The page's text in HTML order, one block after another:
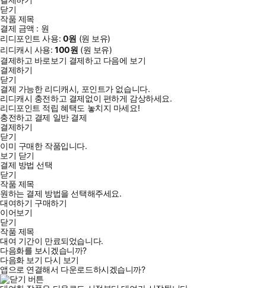
닫기
작품 제목
결제 금액 : 원
리디포인트 사용: 0원 (원 보유)
리디캐시 사용:100원 (원 보유)
결제하고 바로보기 결제하고 다음에 보기
결제하기
닫기
결제 가능한 리디캐시, 포인트가 없습니다.
리디캐시 충전하고 결제없이 편하게 감상하세요.
리디포인트 적립 혜택도 놓치지 마세요!
충전하고 결제 일반 결제
결제하기
닫기
이미 구매한 작품입니다.
보기 닫기
결제 방법 선택
닫기
작품 제목
원하는 결제 방법을 선택해주세요.
대여하기 구매하기
이어보기
닫기
작품 제목
대여 기간이 만료되었습니다.
다음화를 보시겠습니까?
다음화 보기 다시 보기
앱으로 연결해서 다운로드하시겠습니까?